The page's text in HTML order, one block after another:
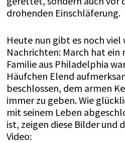
drohenden Einschläferung.
Heute nun gibt es noch
Nachrichten: March hat ein
Familie aus Philadelphia
Häufchen Elend
beschlossen, dem armen
immer zu geben. Wie
mit seinem Leben
ist, zeigen diese Bilder und
Video: